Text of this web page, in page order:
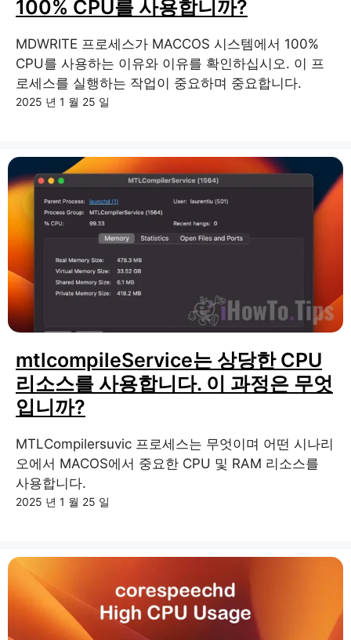
100% CPU를 사용합니까?
MDWRITE 프로세스가 MACCOS 시스템에서 100%
CPU를 사용하는 이유와 이유를 확인하십시오. 이 프
로세스를 실행하는 작업이 중요하며 중요합니다.
2025 년 1 월 25 일
mtlcompileService는 상당한 CPU
리소스를 사용합니다. 이 과정은 무엇
입니까?
MTLCompilersuvic 프로세스는 무엇이며 어떤 시나리
오에서 MACOS에서 중요한 CPU 및 RAM 리소스를
사용합니다.
2025 년 1 월 25 일